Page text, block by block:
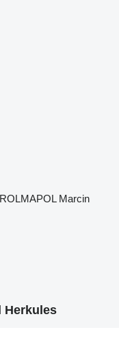
Marcin
Herkules